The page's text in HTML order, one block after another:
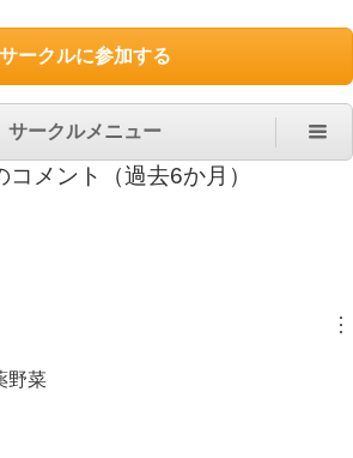
サークルに参加する
サークルメニュー
コメント（過去6か月）
︙
野菜